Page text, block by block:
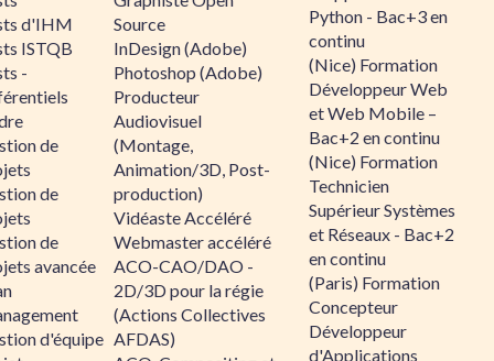
d'IHM
ISTQB
-
de
de
de
avancée
d'équipe
Source
InDesign (Adobe)
Photoshop (Adobe)
Producteur
Audiovisuel
(Montage,
Animation/3D, Post-
production)
Vidéaste Accéléré
Webmaster accéléré
ACO-CAO/DAO -
2D/3D pour la régie
(Actions Collectives
AFDAS)
Python - Bac+3 en
continu
(Nice) Formation
Développeur Web
et Web Mobile –
Bac+2 en continu
(Nice) Formation
Technicien
Supérieur Systèmes
et Réseaux - Bac+2
en continu
(Paris) Formation
Concepteur
Développeur
d'Applications